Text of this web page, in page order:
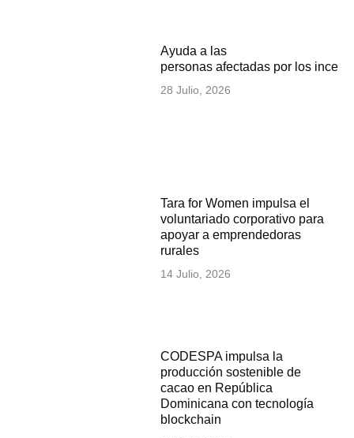
Ayuda a las
personas afectadas por los
28 Julio, 2026
Tara for Women impulsa el
voluntariado corporativo para
apoyar a emprendedoras
rurales
14 Julio, 2026
CODESPA impulsa la
producción sostenible de
cacao en República
Dominicana con tecnología
blockchain